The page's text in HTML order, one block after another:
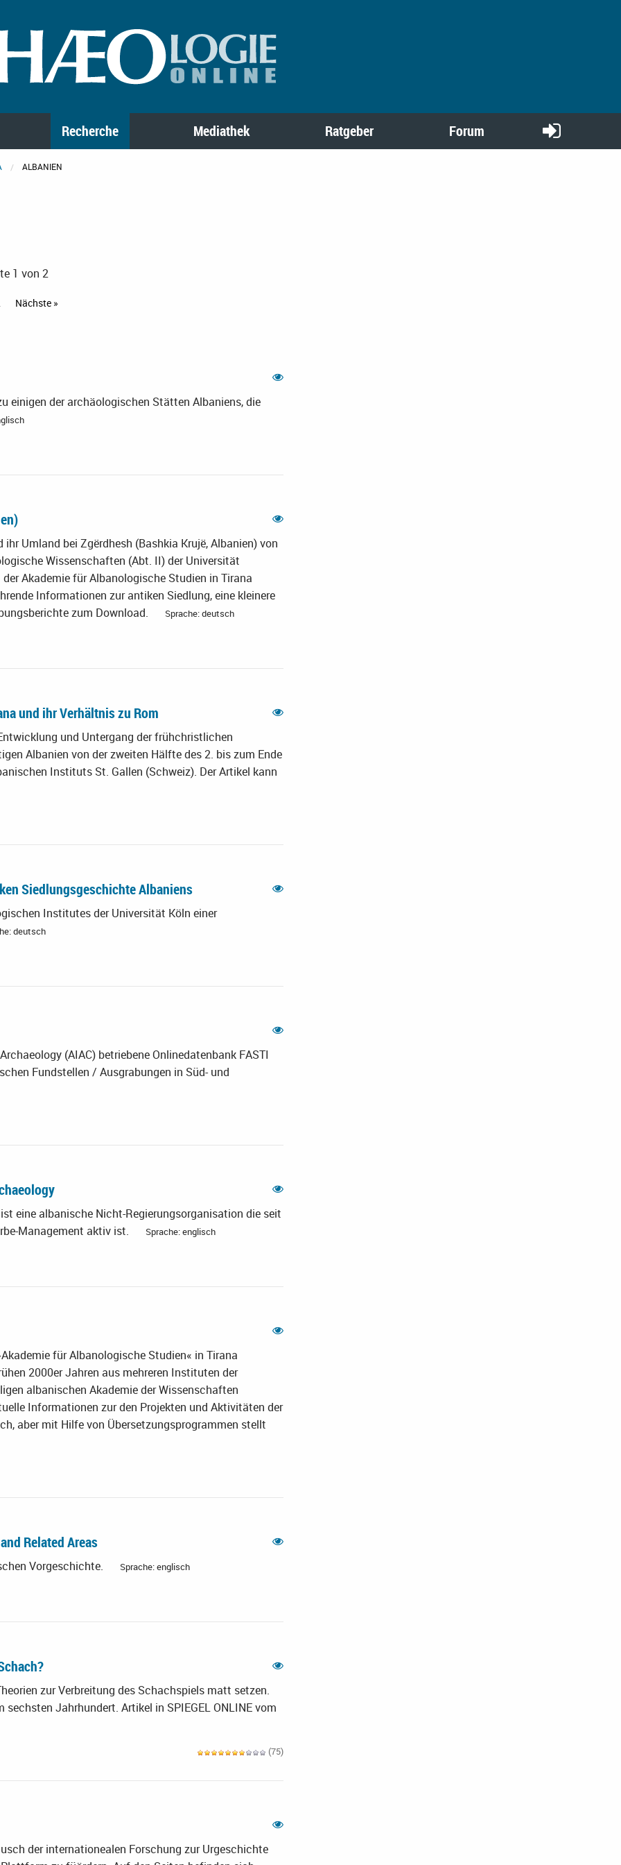
Recherche Mediathek Ratgeber Forum
ALBANIEN
1 von 2
Nächste »
einigen der archäologischen Stätten Albaniens, die
Umland bei Zgërdhesh (Bashkia Krujë, Albanien) von
Wissenschaften (Abt. II) der Universität
Akademie für Albanologische Studien in Tirana
Informationen zur antiken Siedlung, eine kleinere
zum Download.
Sprache: deutsch
und ihr Verhältnis zu Rom
und Untergang der frühchristlichen
Albanien von der zweiten Hälfte des 2. bis zum Ende
Instituts St. Gallen (Schweiz). Der Artikel kann
Siedlungsgeschichte Albaniens
Institutes der Universität Köln einer
deutsch
(AIAC) betriebene Onlinedatenbank FASTI
Fundstellen / Ausgrabungen in Süd- und
eine albanische Nicht-Regierungsorganisation die seit
Management aktiv ist.
Sprache: englisch
für Albanologische Studien« in Tirana
2000er Jahren aus mehreren Instituten der
albanischen Akademie der Wissenschaften
Informationen zur den Projekten und Aktivitäten der
aber mit Hilfe von Übersetzungsprogrammen stellt
Related Areas
Vorgeschichte. Sprache: englisch
zur Verbreitung des Schachspiels matt setzen.
Jahrhundert. Artikel in SPIEGEL ONLINE vom
(75)
der internationealen Forschung zur Urgeschichte